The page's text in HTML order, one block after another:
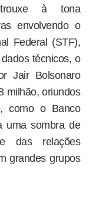
trouxe à tona
envolvendo o
Federal (STF),
técnicos, o
Jair Bolsonaro
milhão, oriundos
como o Banco
uma sombra de
das relações
grandes grupos